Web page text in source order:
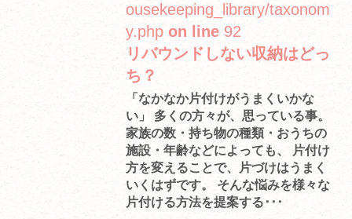
ousekeeping_library/taxonom
y.php on line 92
リバウンドしない収納はどっ
ち？
「なかなか片付けがうまくいかな
い」 多くの方々が、思っている事。
家族の数・持ち物の種類・おうちの
施設・年齢などによっても、 片付け
方を変えることで、片づけはうまく
いくはずです。 そんな悩みを様々な
片付ける方法を提案する･･･